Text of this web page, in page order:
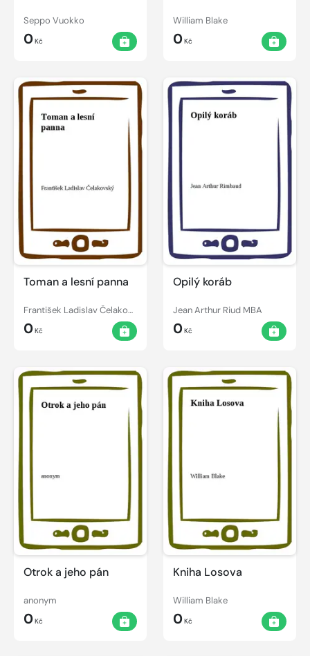
Seppo Vuokko
0Kč
William Blake
0Kč
Toman a lesní panna
František Ladislav Čelakovský
0Kč
Opilý koráb
Jean Arthur Riud MBA
0Kč
Otrok a jeho pán
anonym
0Kč
Kniha Losova
William Blake
0Kč